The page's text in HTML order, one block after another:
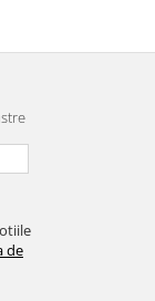
de